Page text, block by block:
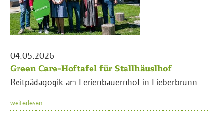
04.05.2026
Green Care-Hoftafel für Stallhäuslhof
Reitpädagogik am Ferienbauernhof in Fieberbrunn
weiterlesen